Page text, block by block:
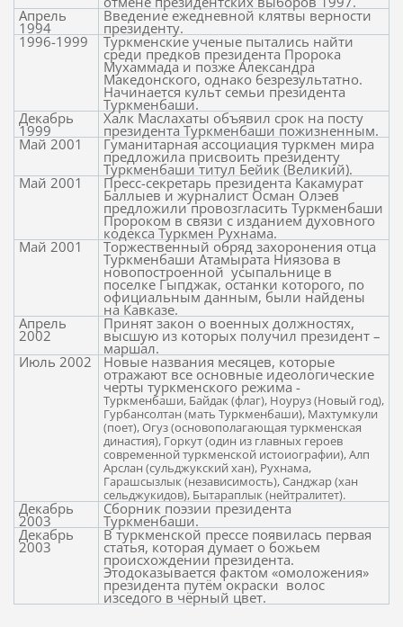
Апрель
1994
Введение ежедневной клятвы верности
президенту.
1996-1999 Туркменские ученые пытались найти
среди предков президента Пророка
Мухаммада и позже Александра
Македонского, однако безрезультатно.
Начинается культ семьи президента
Туркменбаши.
Декабрь
1999
Халк Маслахаты объявил срок на посту
президента Туркменбаши пожизненным.
Май 2001 Гуманитарная ассоциация туркмен мира
предложила присвоить президенту
Туркменбаши титул Бейик (Великий).
Май 2001 Пресс-секретарь президента Какамурат
Баллыев и журналист Осман Олэев
предложили провозгласить Туркменбаши
Пророком в связи с изданием духовного
кодекса Туркмен Рухнама.
Май 2001 Торжественный обряд захоронения отца
Туркменбаши Атамырата Ниязова в
новопостроенной усыпальнице в
поселке Гыпджак, останки которого, по
официальным данным, были найдены
на Кавказе.
Апрель
2002
Принят закон о военных должностях,
высшую из которых получил президент –
маршал.
Июль 2002 Новые названия месяцев, которые
отражают все основные идеологические
черты туркменского режима -
Tуркменбаши, Байдак (флаг), Ноуруз (Новый год),
Гурбансолтан (мать Туркменбаши), Махтумкули
(поет), Огуз (основополагающая туркменская
династия), Горкут (один из главных героев
современной туркменской истоиографии), Алп
Арслан (сульджукский хан), Рухнама,
Гарашсызлык (независимость), Санджар (хан
сельджукидов), Бытараплык (нейтралитет).
Декабрь
2003
Сборник поэзии президента
Туркменбаши.
Декабрь
2003
В туркменской прессе появилась первая
статья, которая думает о божьем
происхождении президента.
Этодоказывается фактом «омоложения»
президента путём окраски волос
изседого в чёрный цвет.